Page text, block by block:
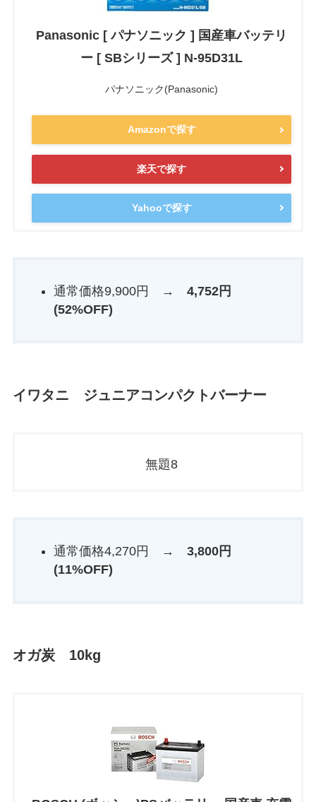
Panasonic [ パナソニック ] 国産車バッテリ
ー [ SBシリーズ ] N-95D31L
パナソニック(Panasonic)
Amazonで探す
楽天で探す
Yahooで探す
通常価格9,900円 → 4,752円
(52%OFF)
イワタニ ジュニアコンパクトバーナー
無題8
通常価格4,270円 → 3,800円
(11%OFF)
オガ炭 10kg